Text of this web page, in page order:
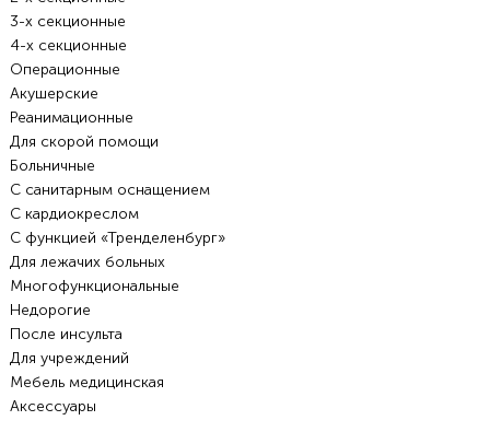
3-х секционные
4-х секционные
Операционные
Акушерские
Реанимационные
Для скорой помощи
Больничные
С санитарным оснащением
С кардиокреслом
С функцией «Тренделенбург»
Для лежачих больных
Многофункциональные
Недорогие
После инсульта
Для учреждений
Мебель медицинская
Аксессуары